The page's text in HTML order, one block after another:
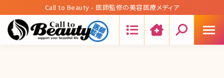
Call to Beauty - 医師監修の美容医療メディア